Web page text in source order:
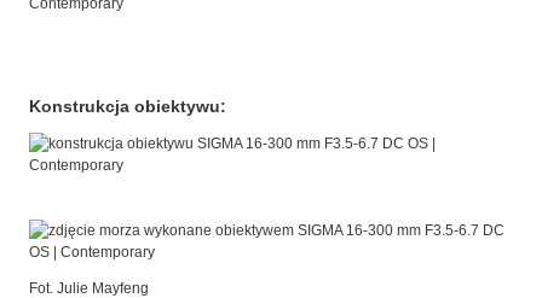
Konstrukcja obiektywu:
Fot. Julie Mayfeng